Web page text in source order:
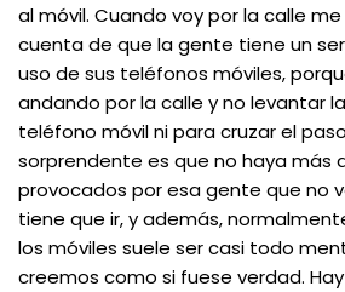
al móvil. Cuando voy por la calle
cuenta de que la gente tiene un
uso de sus teléfonos móviles,
andando por la calle y no levantar
teléfono móvil ni para cruzar el
sorprendente es que no haya más
provocados por esa gente que no
tiene que ir, y además,
los móviles suele ser casi todo
creemos como si fuese verdad.